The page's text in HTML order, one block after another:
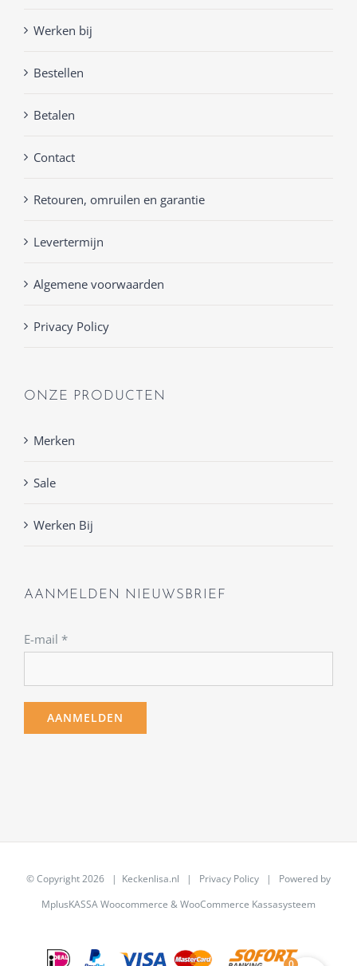
Werken bij
Bestellen
Betalen
Contact
Retouren, omruilen en garantie
Levertermijn
Algemene voorwaarden
Privacy Policy
ONZE PRODUCTEN
Merken
Sale
Werken Bij
AANMELDEN NIEUWSBRIEF
E-mail *
© Copyright2026 | Keckenlisa.nl | Privacy Policy | Powered by
MplusKASSA Woocommerce &WooCommerce Kassasysteem